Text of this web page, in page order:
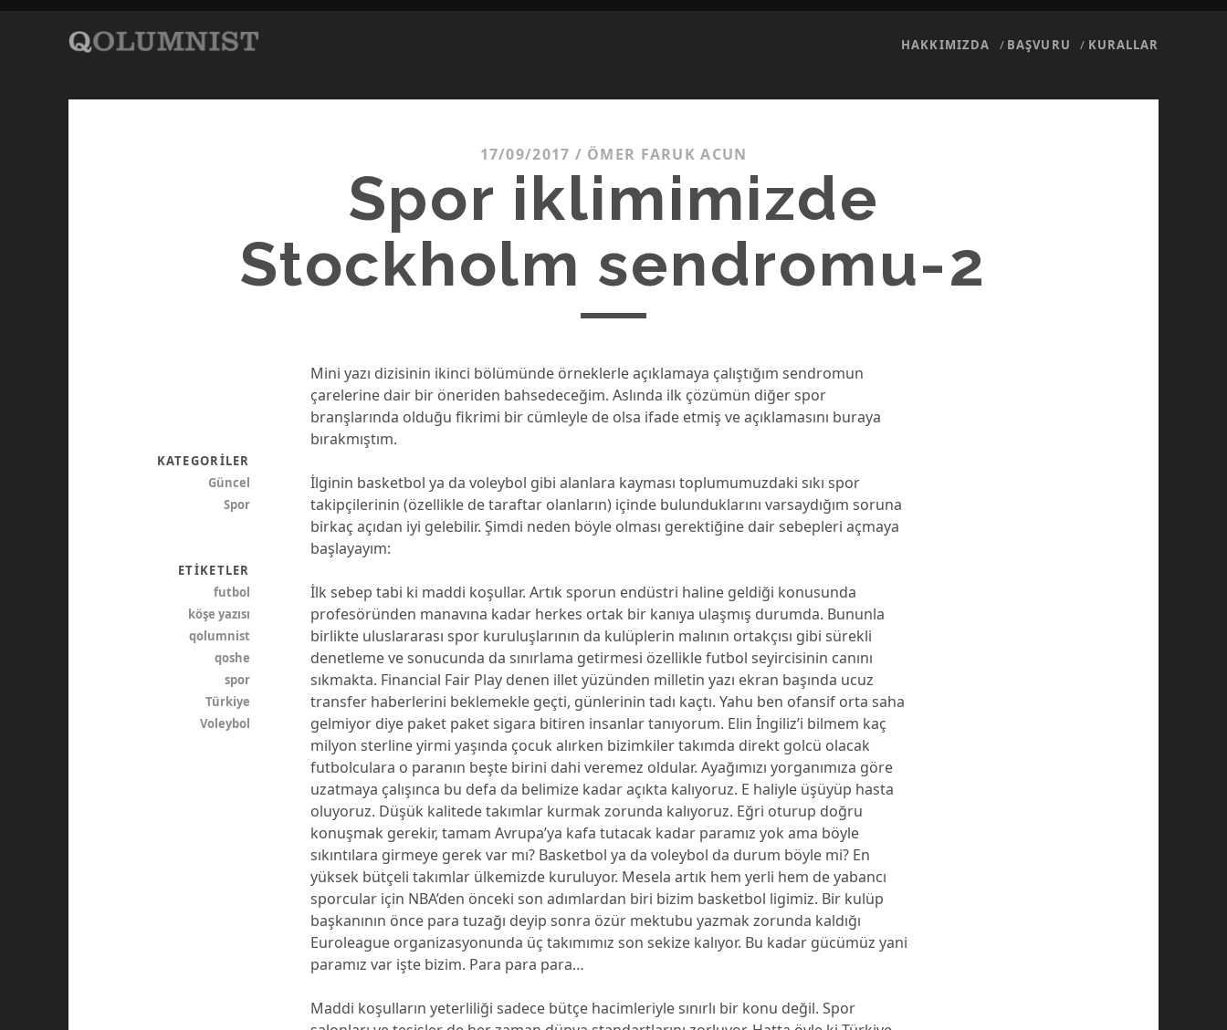
HAKKIMIZDA BAŞVURU KURALLAR
17/09/2017 / ÖMER FARUK ACUN
Spor iklimimizde
Stockholm sendromu-2
Mini yazı dizisinin ikinci bölümünde örneklerle açıklamaya çalıştığım sendromun
çarelerine dair bir öneriden bahsedeceğim. Aslında ilk çözümün diğer spor
branşlarında olduğu fikrimi bir cümleyle de olsa ifade etmiş ve açıklamasını buraya
bırakmıştım.
İlginin basketbol ya da voleybol gibi alanlara kayması toplumumuzdaki sıkı spor
takipçilerinin (özellikle de taraftar olanların) içinde bulunduklarını varsaydığım soruna
birkaç açıdan iyi gelebilir. Şimdi neden böyle olması gerektiğine dair sebepleri açmaya
başlayayım:
İlk sebep tabi ki maddi koşullar. Artık sporun endüstri haline geldiği konusunda
profesöründen manavına kadar herkes ortak bir kanıya ulaşmış durumda. Bununla
birlikte uluslararası spor kuruluşlarının da kulüplerin malının ortakçısı gibi sürekli
denetleme ve sonucunda da sınırlama getirmesi özellikle futbol seyircisinin canını
sıkmakta. Financial Fair Play denen illet yüzünden milletin yazı ekran başında ucuz
transfer haberlerini beklemekle geçti, günlerinin tadı kaçtı. Yahu ben ofansif orta saha
gelmiyor diye paket paket sigara bitiren insanlar tanıyorum. Elin İngiliz’i bilmem kaç
milyon sterline yirmi yaşında çocuk alırken bizimkiler takımda direkt golcü olacak
futbolculara o paranın beşte birini dahi veremez oldular. Ayağımızı yorganımıza göre
uzatmaya çalışınca bu defa da belimize kadar açıkta kalıyoruz. E haliyle üşüyüp hasta
oluyoruz. Düşük kalitede takımlar kurmak zorunda kalıyoruz. Eğri oturup doğru
konuşmak gerekir, tamam Avrupa’ya kafa tutacak kadar paramız yok ama böyle
sıkıntılara girmeye gerek var mı? Basketbol ya da voleybol da durum böyle mi? En
yüksek bütçeli takımlar ülkemizde kuruluyor. Mesela artık hem yerli hem de yabancı
sporcular için NBA’den önceki son adımlardan biri bizim basketbol ligimiz. Bir kulüp
başkanının önce para tuzağı deyip sonra özür mektubu yazmak zorunda kaldığı
Euroleague organizasyonunda üç takımımız son sekize kalıyor. Bu kadar gücümüz yani
paramız var işte bizim. Para para para…
Maddi koşulların yeterliliği sadece bütçe hacimleriyle sınırlı bir konu değil. Spor
KATEGORILER
Güncel
Spor
ETIKETLER
futbol
köşe yazısı
qolumnist
qoshe
spor
Türkiye
Voleybol